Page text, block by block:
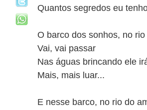
Quantos segredos eu
O barco dos sonhos, no
Vai, vai passar
Nas águas brincando ele
Mais, mais luar...
E nesse barco, no rio do